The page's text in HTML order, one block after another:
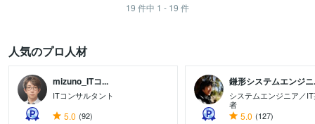
19 件中 1 - 19 件
人気のプロ人材
mizuno_ITコ...
ITコンサルタント
5.0 (92)
鎌形システムエンジニ
システムエンジニア／
者
5.0 (127)